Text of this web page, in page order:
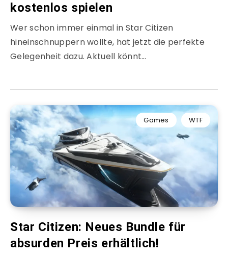
kostenlos spielen
Wer schon immer einmal in Star Citizen
hineinschnuppern wollte, hat jetzt die perfekte
Gelegenheit dazu. Aktuell könnt…
Games WTF
Star Citizen: Neues Bundle für
absurden Preis erhältlich!